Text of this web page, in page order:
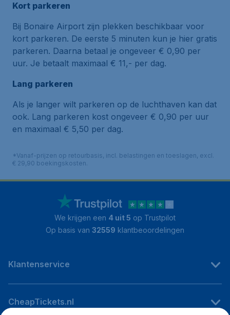
Kort parkeren
Bij Bonaire Airport zijn plekken beschikbaar voor
kort parkeren. De eerste 5 minuten kun je hier gratis
parkeren. Daarna betaal je ongeveer € 0,90 per
uur. Je betaalt maximaal € 11,- per dag.
Lang parkeren
Als je langer wilt parkeren op de luchthaven kan dat
ook. Lang parkeren kost ongeveer € 0,90 per uur
en maximaal € 5,50 per dag.
*Vanaf-prijzen op retourbasis, incl. belastingen en toeslagen, excl.
€ 29,90 boekingskosten.
We krijgen een 4 uit 5 op Trustpilot
Op basis van 32559 klantbeoordelingen
Klantenservice
CheapTickets.nl